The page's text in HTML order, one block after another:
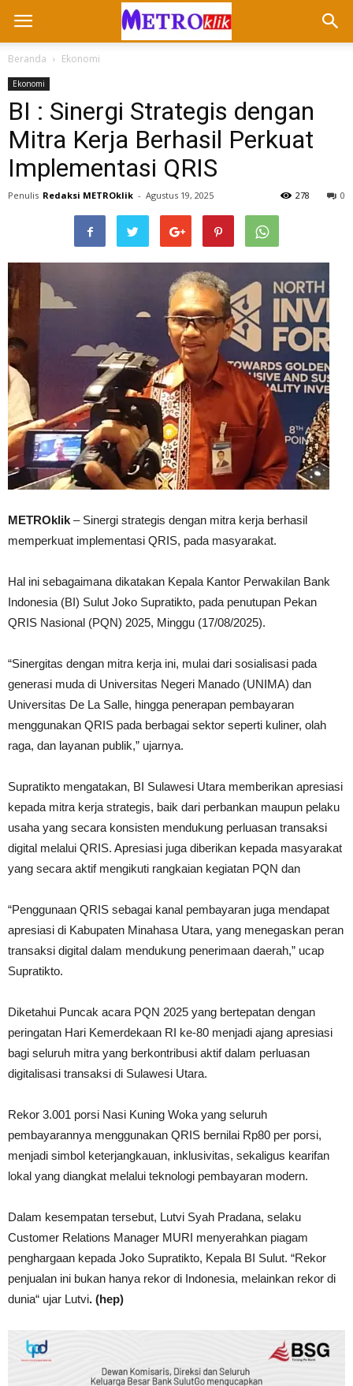
Beranda Ekonomi
Ekonomi
BI : Sinergi Strategis dengan
Mitra Kerja Berhasil Perkuat
Implementasi QRIS
Penulis Redaksi METROklik - Agustus 19, 2025 0
278
METROklik – Sinergi strategis dengan mitra kerja berhasil
memperkuat implementasi QRIS, pada masyarakat.
Hal ini sebagaimana dikatakan Kepala Kantor Perwakilan Bank
Indonesia (BI) Sulut Joko Supratikto, pada penutupan Pekan
QRIS Nasional (PQN) 2025, Minggu (17/08/2025).
“Sinergitas dengan mitra kerja ini, mulai dari sosialisasi pada
generasi muda di Universitas Negeri Manado (UNIMA) dan
Universitas De La Salle, hingga penerapan pembayaran
menggunakan QRIS pada berbagai sektor seperti kuliner, olah
raga, dan layanan publik,” ujarnya.
Supratikto mengatakan, BI Sulawesi Utara memberikan apresiasi
kepada mitra kerja strategis, baik dari perbankan maupun pelaku
usaha yang secara konsisten mendukung perluasan transaksi
digital melalui QRIS. Apresiasi juga diberikan kepada masyarakat
yang secara aktif mengikuti rangkaian kegiatan PQN dan
“Penggunaan QRIS sebagai kanal pembayaran juga mendapat
apresiasi di Kabupaten Minahasa Utara, yang menegaskan peran
transaksi digital dalam mendukung penerimaan daerah,” ucap
Supratikto.
Diketahui Puncak acara PQN 2025 yang bertepatan dengan
peringatan Hari Kemerdekaan RI ke-80 menjadi ajang apresiasi
bagi seluruh mitra yang berkontribusi aktif dalam perluasan
digitalisasi transaksi di Sulawesi Utara.
Rekor 3.001 porsi Nasi Kuning Woka yang seluruh
pembayarannya menggunakan QRIS bernilai Rp80 per porsi,
menjadi simbol keterjangkauan, inklusivitas, sekaligus kearifan
lokal yang diangkat melalui teknologi pembayaran modern.
Dalam kesempatan tersebut, Lutvi Syah Pradana, selaku
Customer Relations Manager MURI menyerahkan piagam
penghargaan kepada Joko Supratikto, Kepala BI Sulut. “Rekor
penjualan ini bukan hanya rekor di Indonesia, melainkan rekor di
dunia“ ujar Lutvi. (hep)